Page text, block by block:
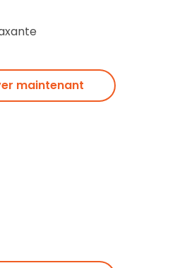
maintenant